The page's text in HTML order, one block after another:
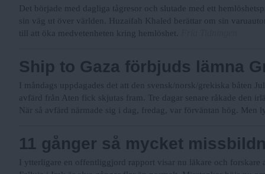
Det började med dagliga tågresor och slutade med ett
sin väg ut över världen. Huzaifah Khaled berättar om sin
till att öka medvetenheten kring hemlöshet.
Ship to Gaza förbjuds lämna
I måndags uppdagades det att den svensk/norsk/grekiska båten
avfärd från Aten fick skjutas fram. Tre dagar senare råkade den
När så avfärd närmade sig i dag, fredag, var förväntan hög. Men
11 gånger så mycket
I ytterligare en offentliggjord rapport visar nu läkare och forskare